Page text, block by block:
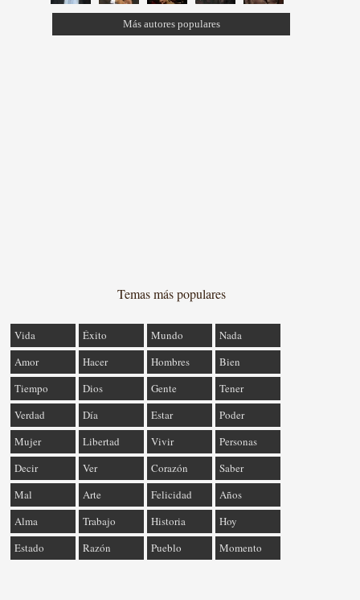
Más autores populares
Temas más populares
Vida Éxito Mundo
Nada
Amor
Hacer Hombres
Bien
Tiempo
Dios Gente
Tener
Verdad
Día Estar
Poder
Mujer
Libertad Vivir
Personas
Decir
Ver Corazón
Saber
Mal
Arte Felicidad
Años
Alma
Trabajo Historia
Hoy
Estado
Razón Pueblo Momento